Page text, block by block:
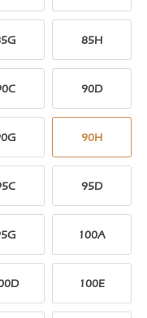
85H
90D
90H
95D
100A
100E